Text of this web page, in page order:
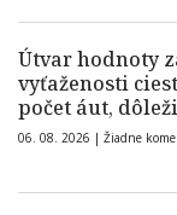
Útvar hodnoty
vyťaženosti
počet áut,
06. 08. 2026 | Žiadne